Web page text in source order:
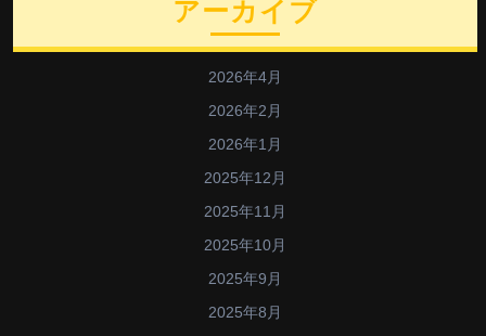
アーカイブ
2026年4月
2026年2月
2026年1月
2025年12月
2025年11月
2025年10月
2025年9月
2025年8月